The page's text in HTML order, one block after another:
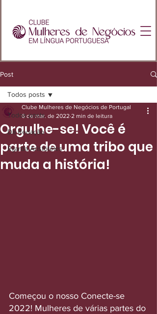
Post
Todos posts
Da Redação
Rijarda Aristóteles
Todos posts
Orgulhe-se! Você é
parte de uma tribo que
muda a história!
Clube Mulheres de Negócios de Portugal
6 de mar. de 2022 2 min de leitura
Começou o nosso Conecte-se
2022! Mulheres de várias partes do